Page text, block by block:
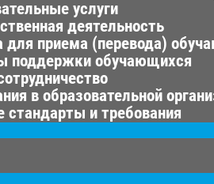
услуги
деятельность
для приема (перевода)
поддержки обучающихся
в образовательной
стандарты и требования